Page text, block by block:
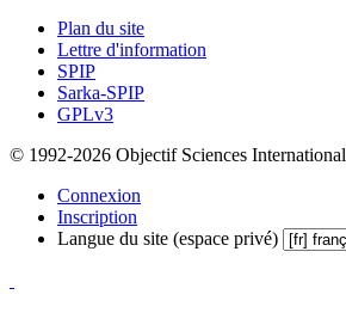
Plan du site
Lettre d'information
SPIP
Sarka-SPIP
GPLv3
© 1992-2026 Objectif Sciences International
Connexion
Inscription
Langue du site (espace privé)